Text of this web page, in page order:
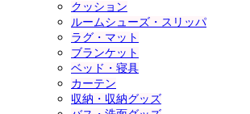
クッション
ルームシューズ・スリッパ
ラグ・マット
ブランケット
ベッド・寝具
カーテン
収納・収納グッズ